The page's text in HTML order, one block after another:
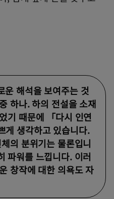
운 해석을 보여주는 것
하나. 하의 전설을 소재
기 때문에 「다시 인연
게 생각하고 있습니다.
의 분위기는 물론입니
파워를 느낍니다. 이러
창작에 대한 의욕도 자